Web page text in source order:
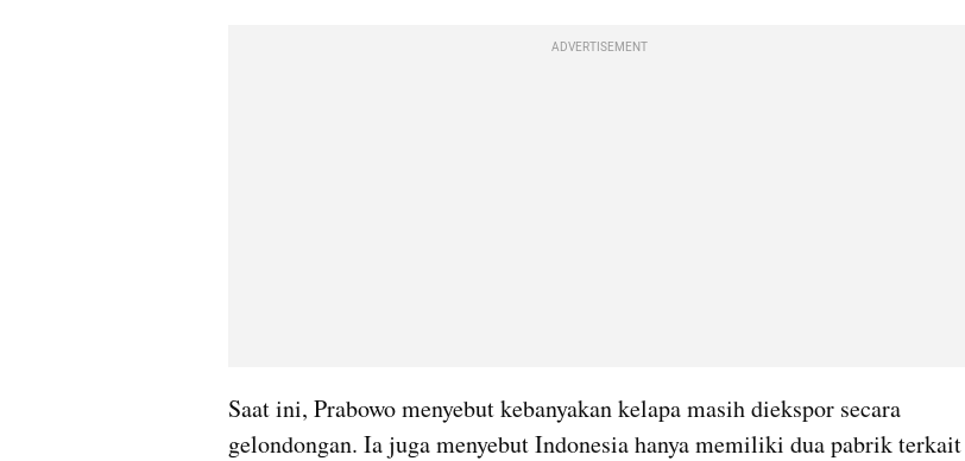
ADVERTISEMENT
Saat ini, Prabowo menyebut kebanyakan kelapa masih diekspor secara
gelondongan. Ia juga menyebut Indonesia hanya memiliki dua pabrik terkait